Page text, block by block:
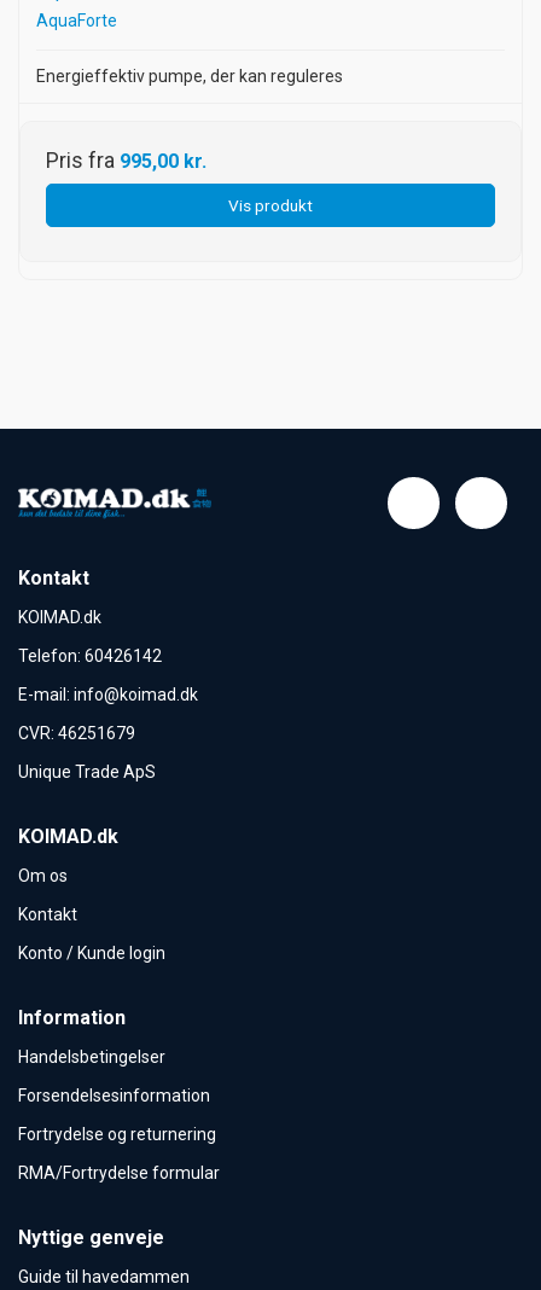
AquaForte
Energieffektiv pumpe, der kan reguleres
Pris fra 995,00 kr.
Vis produkt
Kontakt
KOIMAD.dk
Telefon: 60426142
E-mail : info@koimad.dk
CVR: 46251679
Unique Trade ApS
KOIMAD.dk
Om os
Kontakt
Konto / Kunde login
Information
Handelsbetingelser
Forsendelsesinformation
Fortrydelse og returnering
RMA/Fortrydelse formular
Nyttige genveje
Guide til havedammen